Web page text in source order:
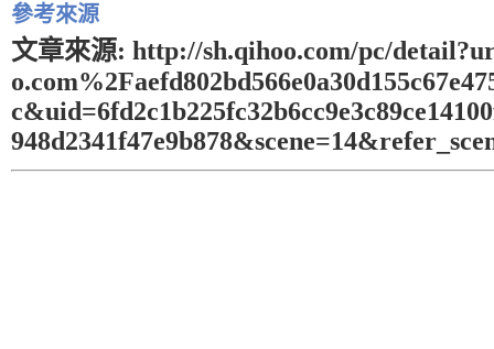
參考來源
文章來源: http://sh.qihoo.com/pc/